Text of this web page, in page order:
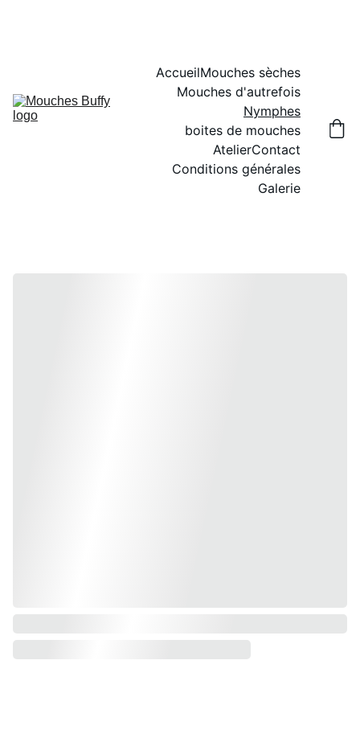
AccueilMouches sèches
Mouches d'autrefois
Nymphes
boites de mouches
AtelierContact
Conditions générales
Galerie